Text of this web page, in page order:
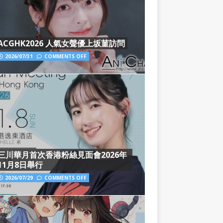
人氣女聲優上坂菫訪問
2026/07/31 COMMENTS OFF
川華月首次香港粉絲見面會2026年
月8日舉行
2026/07/29 COMMENTS OFF